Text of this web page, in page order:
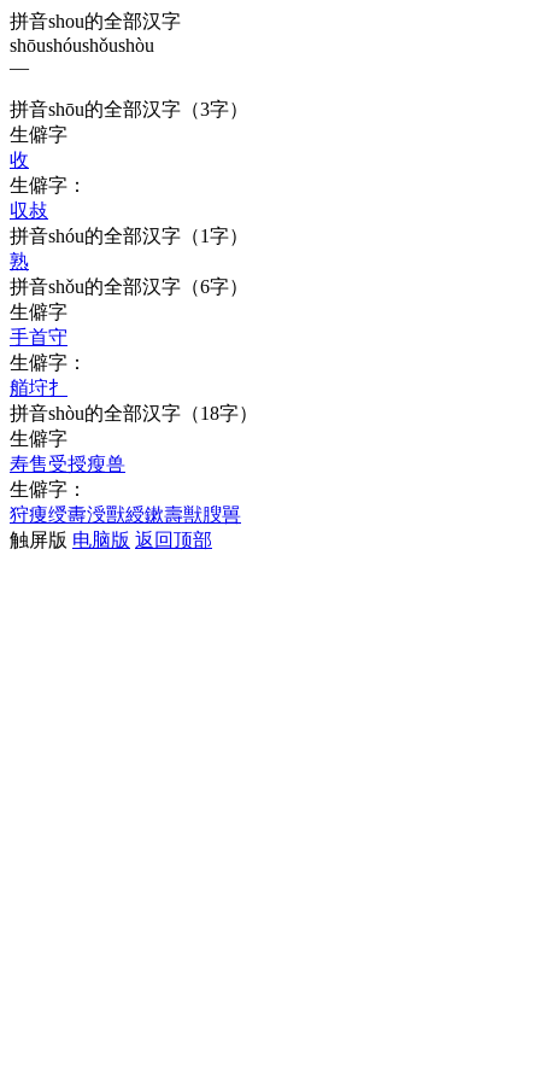
拼音shou的全部汉字
shōushóushǒushòu
—
拼音shōu的全部汉字 （3字）
生僻字
收
生僻字：
収敊
拼音shóu的全部汉字 （1字）
熟
拼音shǒu的全部汉字 （6字）
生僻字
手首守
生僻字：
艏垨扌
拼音shòu的全部汉字 （18字）
生僻字
寿售受授瘦兽
生僻字：
狩痩绶夀涭獸綬鏉壽獣膄嘼
触屏版 电脑版 返回顶部